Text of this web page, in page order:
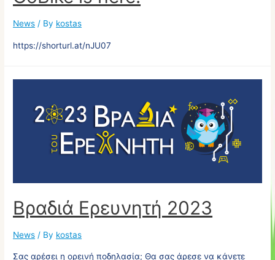
News / By kostas
https://shorturl.at/nJU07
Βραδιά Ερευνητή 2023
News / By kostas
Σας αρέσει η ορεινή ποδηλασία; Θα σας άρεσε να κάνετε